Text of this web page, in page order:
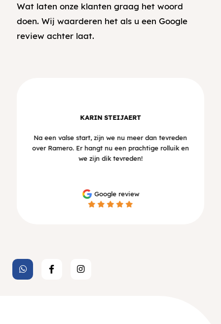
Wat laten onze klanten graag het woord
doen. Wij waarderen het als u een Google
review achter laat.
KARIN STEIJAERT
Na een valse start, zijn we nu meer dan tevreden
over Ramero. Er hangt nu een prachtige rolluik en
we zijn dik tevreden!
Google review